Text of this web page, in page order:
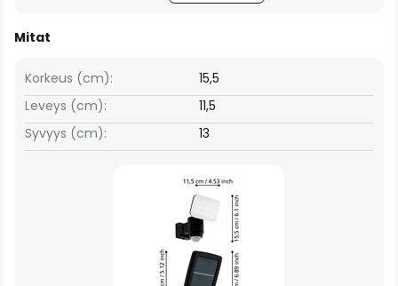
Mitat
Leveys (cm): 11,5
Korkeus (cm): 15,5
Syvyys (cm): 13